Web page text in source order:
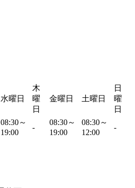
水曜日
木
曜
日
金曜日 土曜日
日
曜
日
08:30～
19:00
-
08:30～
19:00
08:30～
12:00
-